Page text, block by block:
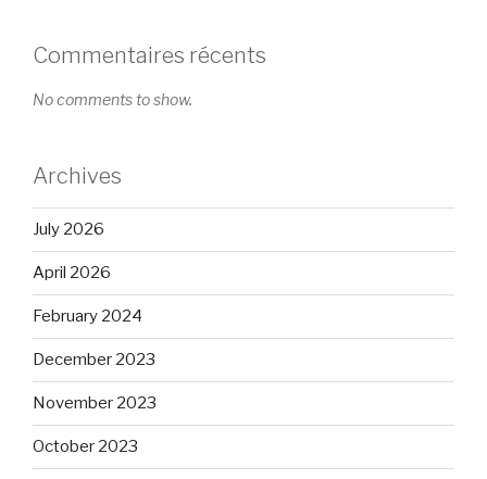
Commentaires récents
No comments to show.
Archives
July 2026
April 2026
February 2024
December 2023
November 2023
October 2023